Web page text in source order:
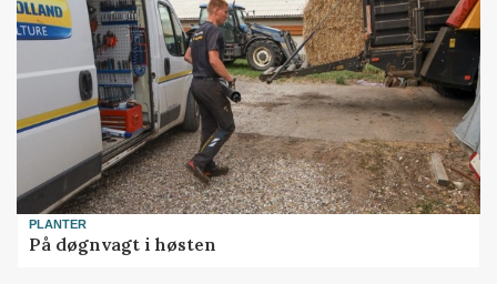
PLANTER
På døgnvagt i høsten